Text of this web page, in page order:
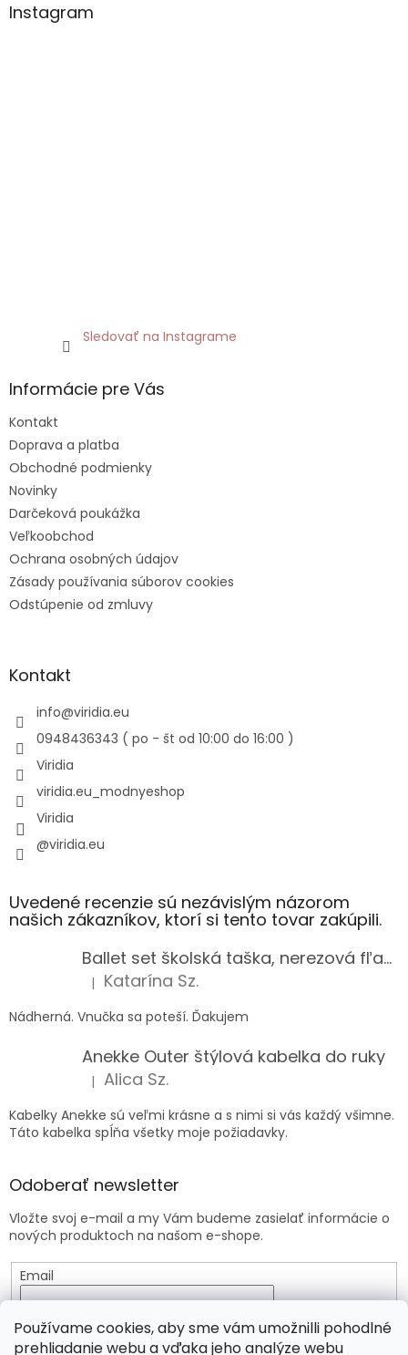
Používame cookies, aby sme vám umožnilli pohodlné
prehliadanie webu a vďaka jeho analýze webu
Instagram
Sledovať na Instagrame
Informácie pre Vás
Kontakt
Doprava a platba
Obchodné podmienky
Novinky
Darčeková poukážka
Veľkoobchod
Ochrana osobných údajov
Zásady používania súborov cookies
Odstúpenie od zmluvy
Kontakt
info@viridia.eu
0948436343 ( po - št od 10:00 do 16:00 )
Viridia
viridia.eu_modnyeshop
Viridia
@viridia.eu
Uvedené recenzie sú nezávislým názorom
našich zákazníkov, ktorí si tento tovar zakúpili.
Ballet set školská taška, nerezová fľaša a plný peračník s motívom baletky pre dievča
Hodnotenie produktu je 5 z 5 hviezdičiek.
| Katarína Sz.
Nádherná. Vnučka sa poteší. Ďakujem
Anekke Outer štýlová kabelka do ruky
Hodnotenie produktu je 5 z 5 hviezdičiek.
| Alica Sz.
Kabelky Anekke sú veľmi krásne a s nimi si vás každý všimne.
Táto kabelka spĺňa všetky moje požiadavky.
Odoberať newsletter
Vložte svoj e-mail a my Vám budeme zasielať informácie o
nových produktoch na našom e-shope.
Email
osobných údajov